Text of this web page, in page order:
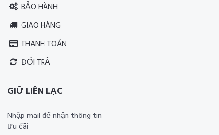
BẢO HÀNH
GIAO HÀNG
THANH TOÁN
ĐỔI TRẢ
GIỮ LIÊN LẠC
Nhập mail để nhận thông tin
ưu đãi